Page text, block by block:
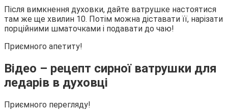
Після вимкнення духовки, дайте ватрушке настоятися
там же ще хвилин 10. Потім можна діставати її, нарізати
порційними шматочками і подавати до чаю!
Приємного апетиту!
Відео – рецепт сирної ватрушки для
ледарів в духовці
Приємного перегляду!